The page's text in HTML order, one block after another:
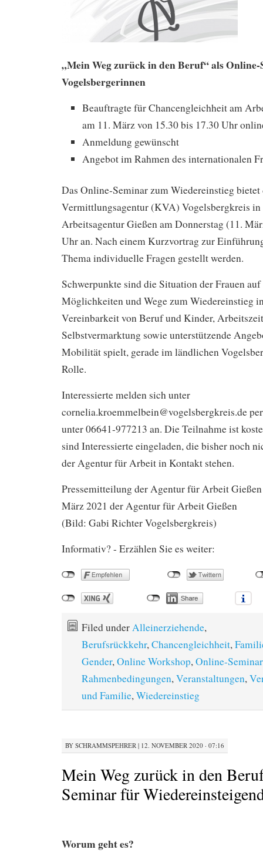
„Mein Weg zurück in den Beruf“ als
Vogelsbergerinnen
Beauftragte für Chancengleichheit am
am 11. März von 15.30 bis 17.30 Uhr
Anmeldung gewünscht
Angebot im Rahmen des internationalen
Das Online-Seminar zum Wiedereinstieg
Vermittlungsagentur (KVA) Vogelsbergkreis
Arbeitsagentur Gießen am Donnerstag (11.
Uhr an. Nach einem Kurzvortrag zur
Thema individuelle Fragen gestellt werden.
Schwerpunkte sind die Situation der Frauen
Möglichkeiten und Wege zum Wiedereinstieg
Vereinbarkeit von Beruf und Kinder,
Selbstvermarktung sowie unterstützende
Mobilität spielt, gerade im ländlichen
Rolle.
Interessierte melden sich unter
cornelia.kroemmelbein@vogelsbergkreis.de
unter 06641-977213 an. Die Teilnahme ist
sind Interessierte eingeladen, die bisher noch
der Agentur für Arbeit in Kontakt stehen.
Pressemitteilung der Agentur für Arbeit
März 2021 der Agentur für Arbeit Gießen
(Bild: Gabi Richter Vogelsbergkreis)
Informativ? - Erzählen Sie es weiter:
Filed underAlleinerziehende,
Berufsrückkehr,Chancengleichheit,
Gender,Online Workshop,Online-Seminar
Rahmenbedingungen,Veranstaltungen,
und Familie,Wiedereinstieg
BY SCHRAMMSPEHRER | 12. NOVEMBER 2020 · 07:16
Mein Weg zurück in den
Seminar für
Worum geht es?